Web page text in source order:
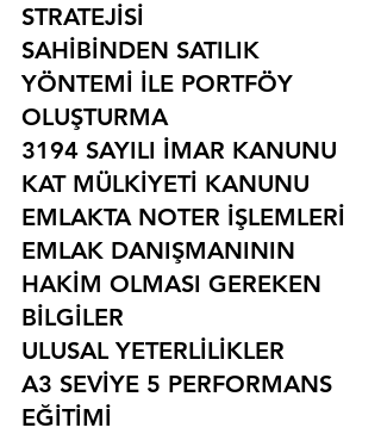
STRATEJİSİ
SAHİBİNDEN SATILIK
YÖNTEMİ İLE PORTFÖY
OLUŞTURMA
3194 SAYILI İMAR KANUNU
KAT MÜLKİYETİ KANUNU
EMLAKTA NOTER İŞLEMLERİ
EMLAK DANIŞMANININ
HAKİM OLMASI GEREKEN
BİLGİLER
ULUSAL YETERLİLİKLER
A3 SEVİYE 5 PERFORMANS
EĞİTİMİ